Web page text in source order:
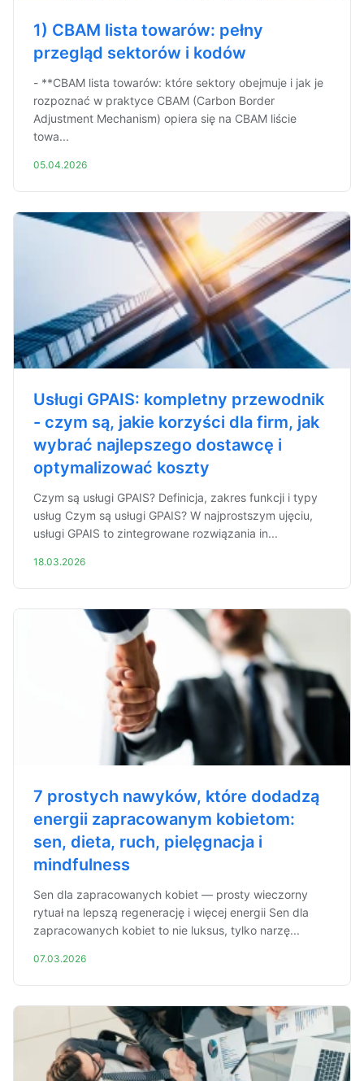
1) CBAM lista towarów: pełny
przegląd sektorów i kodów
- **CBAM lista towarów: które sektory obejmuje i jak je
rozpoznać w praktyce CBAM (Carbon Border
Adjustment Mechanism) opiera się na CBAM liście
towa...
05.04.2026
Usługi GPAIS: kompletny przewodnik
- czym są, jakie korzyści dla firm, jak
wybrać najlepszego dostawcę i
optymalizować koszty
Czym są usługi GPAIS? Definicja, zakres funkcji i typy
usług Czym są usługi GPAIS? W najprostszym ujęciu,
usługi GPAIS to zintegrowane rozwiązania in...
18.03.2026
7 prostych nawyków, które dodadzą
energii zapracowanym kobietom:
sen, dieta, ruch, pielęgnacja i
mindfulness
Sen dla zapracowanych kobiet — prosty wieczorny
rytuał na lepszą regenerację i więcej energii Sen dla
zapracowanych kobiet to nie luksus, tylko narzę...
07.03.2026